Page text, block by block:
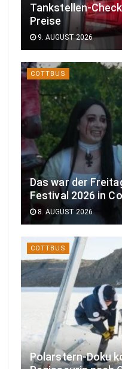
Tankstellen-
Preise
9. AUGUST 2026
COTTBUS
Das war der
Festival 2026 in
8. AUGUST 2026
COTTBUS
Polarstern-Doku